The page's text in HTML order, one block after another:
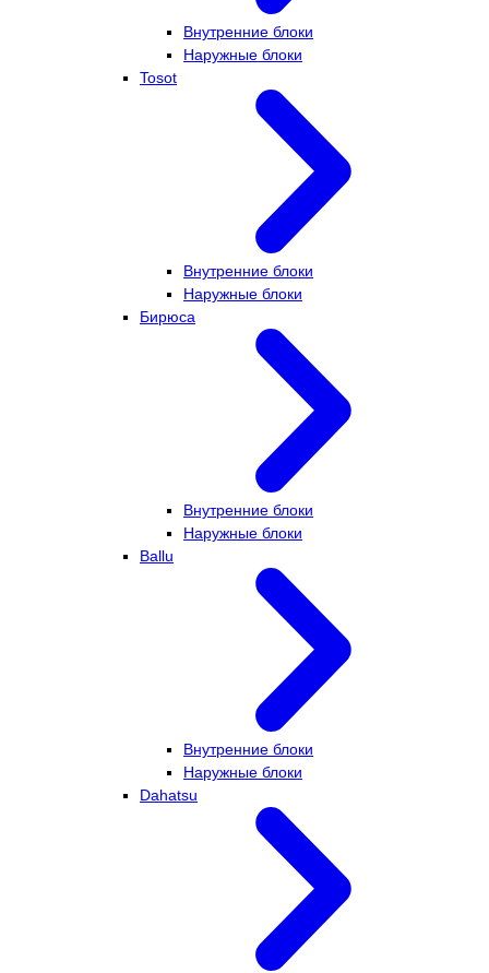
Внутренние блоки
Наружные блоки
Tosot
Внутренние блоки
Наружные блоки
Бирюса
Внутренние блоки
Наружные блоки
Ballu
Внутренние блоки
Наружные блоки
Dahatsu